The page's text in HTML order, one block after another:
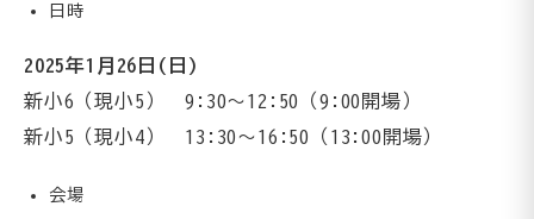
日時
2025年1月26日(日)
新小6（現小5） 9:30〜12:50（9:00開場）
新小5（現小4） 13:30〜16:50（13:00開場）
会場